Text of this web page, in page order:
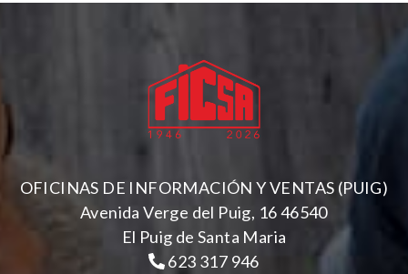
OFICINAS DE INFORMACIÓN Y VENTAS (PUIG)
Avenida Verge del Puig, 16 46540
El Puig de Santa Maria
623 317 946